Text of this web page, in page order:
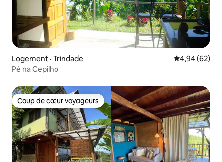
Logement · Trindade Note
4,94 (62)
Pé na Cepilho
Coup de cœur voyageurs
Coup de cœur voyageurs